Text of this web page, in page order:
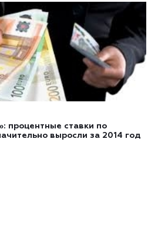
процентные ставки по
выросли за 2014 год